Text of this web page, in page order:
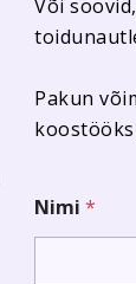
Või
Pakun
m
a
Nimi *